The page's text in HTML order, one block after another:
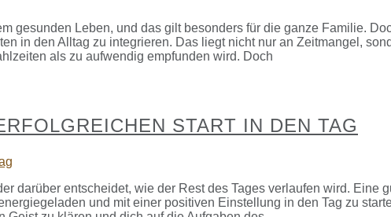
gesunden Leben, und das gilt besonders für die ganze Familie.
in den Alltag zu integrieren. Das liegt nicht nur an Zeitmangel,
als zu aufwendig empfunden wird. Doch
START IN DEN TAG
darüber entscheidet, wie der Rest des Tages verlaufen wird. Eine
und mit einer positiven Einstellung in den Tag zu